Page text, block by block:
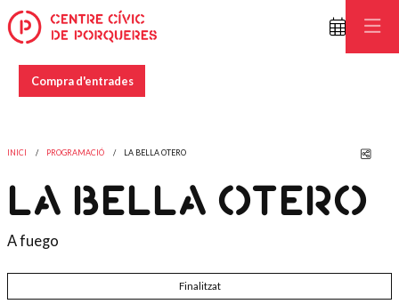
Compra d'entrades
INICI PROGRAMACIÓ LA BELLA OTERO
LA BELLA OTERO
A fuego
Finalitzat